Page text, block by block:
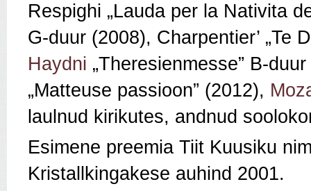
Respighi „Lauda per la Nativita
G-duur (2008), Charpentier’ „Te
Haydni „Theresienmesse” B-
„Matteuse passioon” (2012),
laulnud kirikutes, andnud
Esimene preemia Tiit Kuusiku
Kristallkingakese auhind 2001.